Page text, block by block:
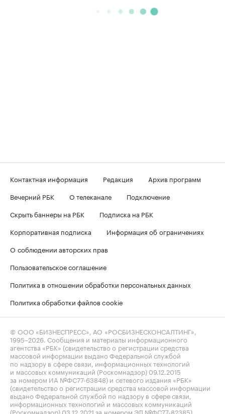
Контактная информация Редакция
Архив программ
Вечерний РБК
О телеканале
Подключение
Скрыть баннеры на РБК
Подписка на РБК
Корпоративная подписка
Информация об ограничениях
О соблюдении авторских прав
Пользовательское соглашение
Политика в отношении обработки персональных данных
Политика обработки файлов cookie
© ООО «БИЗНЕСПРЕСС», АО «РОСБИЗНЕСКОНСАЛТИНГ»,
1995–2026 . Сообщения и материалы информационного
агентства «РБК» (свидетельство о регистрации средства
массовой информации выдано Федеральной службой
по надзору в сфере связи, информационных технологий
и массовых коммуникаций (Роскомнадзор) 09.12.2015
за номером ИА №ФС77-63848) и сетевого издания «РБК»
(свидетельство о регистрации средства массовой информации
выдано Федеральной службой по надзору в сфере связи,
информационных технологий и массовых коммуникаций
(Роскомнадзор) 03.12.2021 за номером ЭЛ №ФС77-82385)